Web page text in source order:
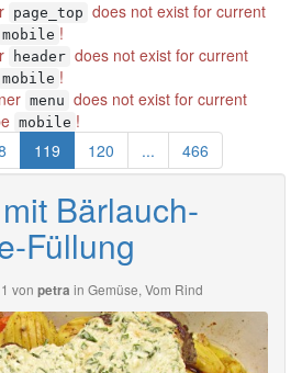
page_top does not exist for current
mobile !
header does not exist for current
mobile !
menu does not exist for current
mobile !
119 120 ... 466
Bärlauch-
Füllung
von petra in Gemüse, Vom Rind